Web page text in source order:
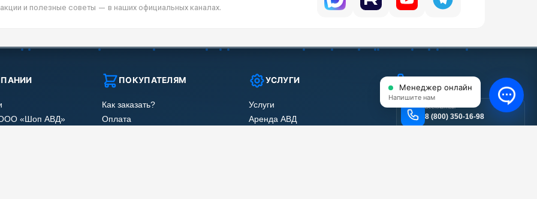
и полезные советы — в наших официальных каналах.
ООО «Шоп АВД»
ПОКУПАТЕЛЯМ
Как заказать?
Оплата
УСЛУГИ
Услуги
Аренда АВД
Бесплатный
8 (800) 350-16-98
Менеджер онлайн
Напишите нам